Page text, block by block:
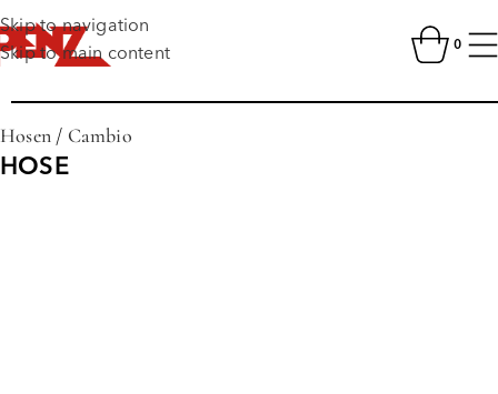
Skip to navigation
Skip to main content
0
Hosen / Cambio
HOSE